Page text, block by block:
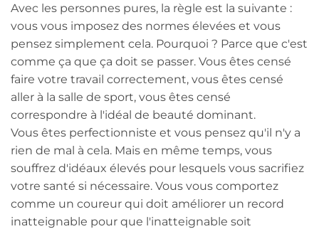
Avec les personnes pures, la règle est la suivante :
vous vous imposez des normes élevées et vous
pensez simplement cela. Pourquoi ? Parce que c'est
comme ça que ça doit se passer. Vous êtes censé
faire votre travail correctement, vous êtes censé
aller à la salle de sport, vous êtes censé
correspondre à l'idéal de beauté dominant.
Vous êtes perfectionniste et vous pensez qu'il n'y a
rien de mal à cela. Mais en même temps, vous
souffrez d'idéaux élevés pour lesquels vous sacrifiez
votre santé si nécessaire. Vous vous comportez
comme un coureur qui doit améliorer un record
inatteignable pour que l'inatteignable soit